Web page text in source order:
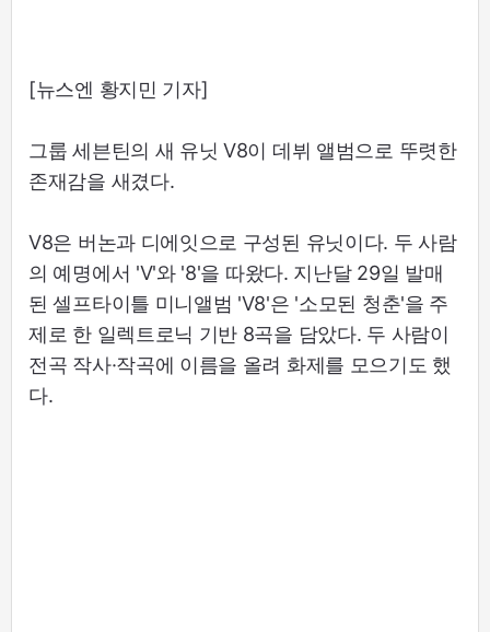
[뉴스엔 황지민 기자]
그룹 세븐틴의 새 유닛 V8이 데뷔 앨범으로 뚜렷한
존재감을 새겼다.
V8은 버논과 디에잇으로 구성된 유닛이다. 두 사람
의 예명에서 'V'와 '8'을 따왔다. 지난달 29일 발매
된 셀프타이틀 미니앨범 'V8'은 '소모된 청춘'을 주
제로 한 일렉트로닉 기반 8곡을 담았다. 두 사람이
전곡 작사·작곡에 이름을 올려 화제를 모으기도 했
다.